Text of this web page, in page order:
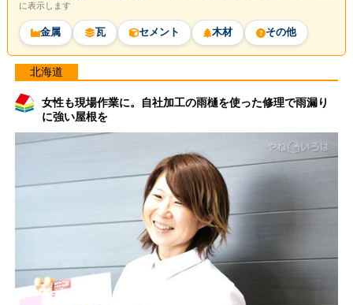
に表示します
金属 瓦 セメント 木材 その他
北海道
女性も現場作業に。自社加工の雨樋を使った修理で雨漏り
に強い屋根を